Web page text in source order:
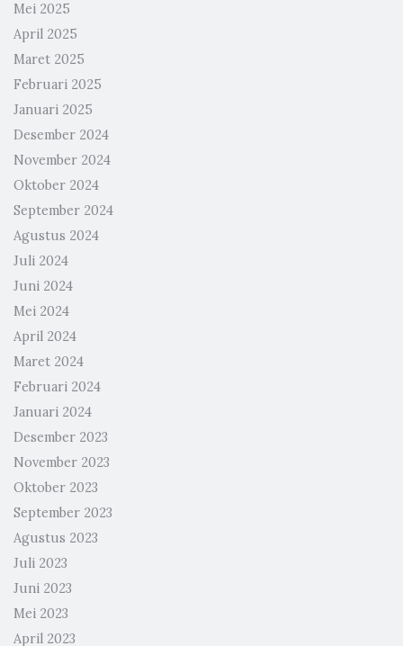
Mei 2025
April 2025
Maret 2025
Februari 2025
Januari 2025
Desember 2024
November 2024
Oktober 2024
September 2024
Agustus 2024
Juli 2024
Juni 2024
Mei 2024
April 2024
Maret 2024
Februari 2024
Januari 2024
Desember 2023
November 2023
Oktober 2023
September 2023
Agustus 2023
Juli 2023
Juni 2023
Mei 2023
April 2023